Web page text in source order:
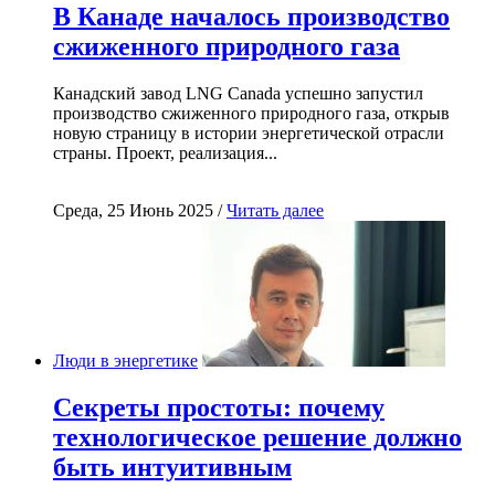
В Канаде началось производство
сжиженного природного газа
Канадский завод LNG Canada успешно запустил
производство сжиженного природного газа, открыв
новую страницу в истории энергетической отрасли
страны. Проект, реализация...
Среда, 25 Июнь 2025 /Читать далее
Люди в энергетике
Секреты простоты: почему
технологическое решение должно
быть интуитивным